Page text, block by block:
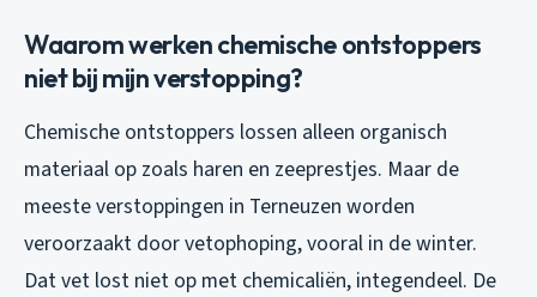
Waarom werken chemische ontstoppers
niet bij mijn verstopping?
Chemische ontstoppers lossen alleen organisch
materiaal op zoals haren en zeeprestjes. Maar de
meeste verstoppingen in Terneuzen worden
veroorzaakt door vetophoping, vooral in de winter.
Dat vet lost niet op met chemicaliën, integendeel. De